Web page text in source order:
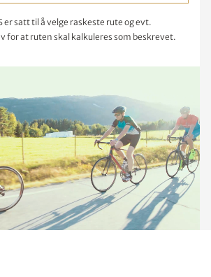
er satt til å velge raskeste rute og evt.
for at ruten skal kalkuleres som beskrevet.